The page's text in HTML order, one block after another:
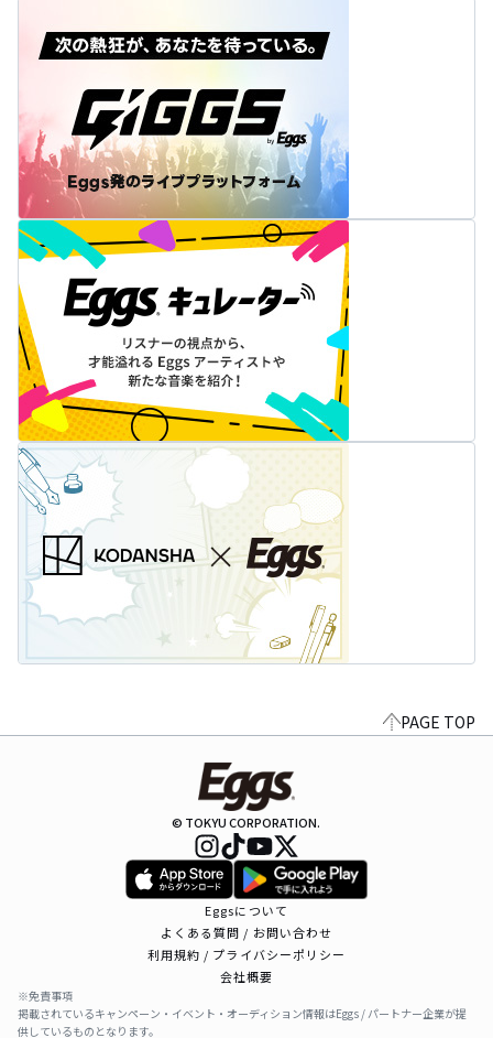
PAGE TOP
© TOKYU CORPORATION.
Eggsについて
よくある質問 / お問い合わせ
利用規約 / プライバシーポリシー
会社概要
※免責事項
掲載されているキャンペーン・イベント・オーディション情報はEggs / パートナー企業が提
供しているものとなります。